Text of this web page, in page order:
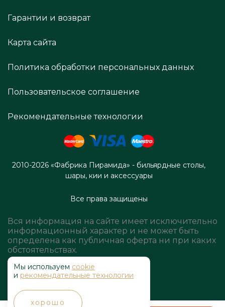
Гарантии и возврат
Карта сайта
Политика обработки персональных данных
Пользовательское соглашение
Рекомендательные технологии
2010-2026 «Фабрика Пирамида» - бильярдные столы,
шары, кии и аксессуары
Все права защищены
Вся информация на сайте имеет исключительно
информационный характер и не может быть
определена как публичная оферта ни при каких
обстоятельствах.
Мы используем cookie
и рекомендательные технологии
хорошо